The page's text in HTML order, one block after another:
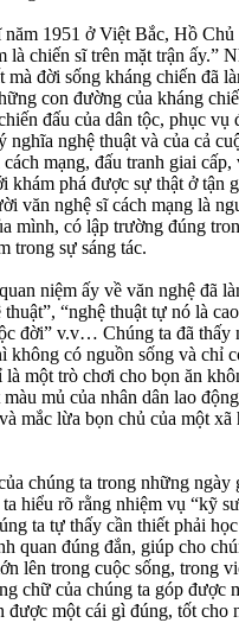
1951 ở Việt Bắc, Hồ
là chiến sĩ trên mặt trận ấy.”
mà đời sống kháng chiến đã
con đường của kháng
đấu của dân tộc, phục
nghĩa nghệ thuật và của cả
mạng, đấu tranh giai
khám phá được sự thật ở tận
văn nghệ sĩ cách mạng là
mình, có lập trường đúng
trong sự sáng tác.
niệm ấy về văn nghệ đã
“nghệ thuật tự nó là
đời” v.v… Chúng ta đã thấy
không có nguồn sống và chỉ
một trò chơi cho bọn ăn
mủ của nhân dân lao
mắc lừa bọn chủ của một
chúng ta trong những
hiểu rõ rằng nhiệm vụ “kỹ
ta tự thấy cần thiết phải
quan đúng đắn, giúp cho
lên trong cuộc sống, trong
chữ của chúng ta góp được
được một cái gì đúng, tốt cho